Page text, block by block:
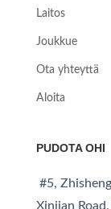
Laitos
Joukkue
Ota yhteyttä
Aloita
PUDOTA OHI
#5,
Xinjian